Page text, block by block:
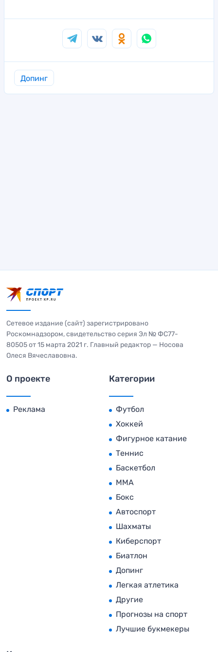
Допинг
Сетевое издание (сайт) зарегистрировано
Роскомнадзором, свидетельство серия Эл № ФС77-
80505 от 15 марта 2021 г. Главный редактор — Носова
Олеся Вячеславовна.
О проекте
Реклама
Категории
Футбол
Хоккей
Фигурное катание
Теннис
Баскетбол
MMA
Бокс
Автоспорт
Шахматы
Киберспорт
Биатлон
Допинг
Легкая атлетика
Другие
Прогнозы на спорт
Лучшие букмекеры